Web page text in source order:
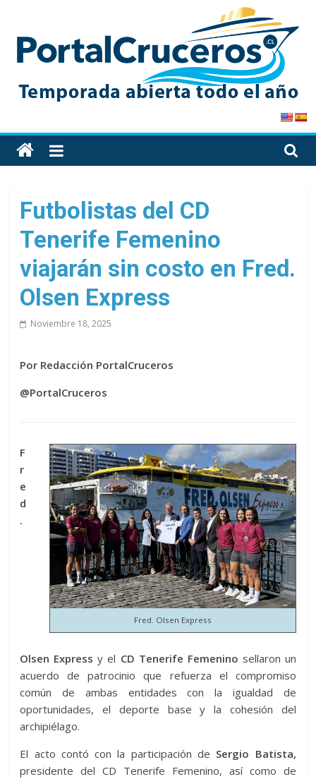
content
PortalCruceros
Toda
la
de
cruceros
en
solo
sitio
Futbolistas del CD
Tenerife Femenino
viajarán sin costo en Fred.
Olsen Express
Noviembre 18, 2025
Por Redacción PortalCruceros
@PortalCruceros
Fred. Olsen Express
F
r
e
d
.
Olsen Express y el CD Tenerife Femenino sellaron un
acuerdo de patrocinio que refuerza el compromiso
común de ambas entidades con la igualdad de
oportunidades, el deporte base y la cohesión del
archipiélago.
El acto contó con la participación de Sergio Batista,
presidente del CD Tenerife Femenino, así como de